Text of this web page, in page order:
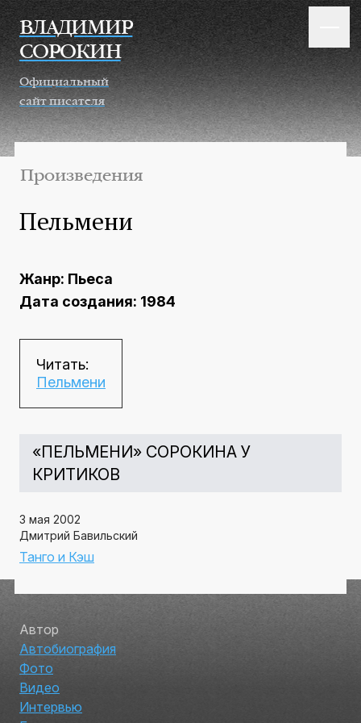
Перейти к основному содержанию
ВЛАДИМИР
СОРОКИН
Официальный
сайт писателя
Произведения
Пельмени
Жанр: Пьеса
Дата создания: 1984
Читать:
Пельмени
«ПЕЛЬМЕНИ» СОРОКИНА У
КРИТИКОВ
3 мая 2002
Дмитрий Бавильский
Танго и Кэш
Автор
Автобиография
Фото
Видео
Интервью